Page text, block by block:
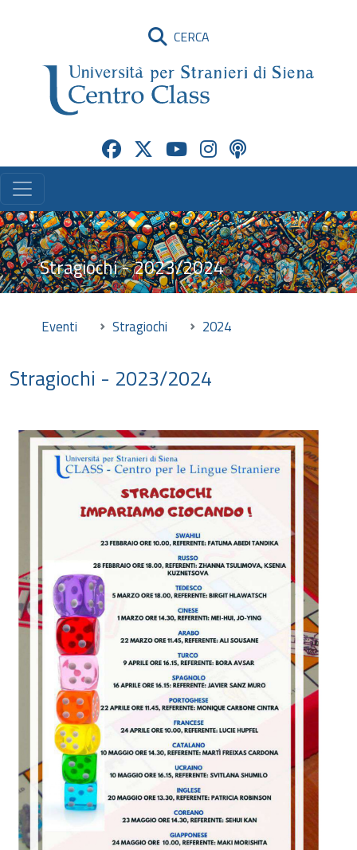
CERCA
Stragiochi - 2023/2024
Eventi Stragiochi 2024
Stragiochi - 2023/2024